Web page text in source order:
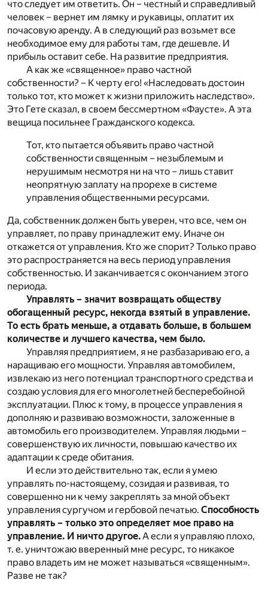
что следует им ответить. Он – честный и справедливый
человек – вернет им лямку и рукавицы, оплатит их
почасовую аренду. А в следующий раз возьмет все
необходимое ему для работы там, где дешевле. И
прибыль оставит себе. На развитие предприятия.
А как же «священное» право частной
собственности? – К черту его! «Наследовать достоин
только тот, кто может к жизни приложить наследство».
Это Гете сказал, в своем бессмертном «Фаусте». А эта
вещица посильнее Гражданского кодекса.
Тот, кто пытается объявить право частной
собственности священным – незыблемым и
нерушимым несмотря ни на что – лишь ставит
неопрятную заплату на прорехе в системе
управления общественными ресурсами.
Да, собственник должен быть уверен, что все, чем он
управляет, по праву принадлежит ему. Иначе он
откажется от управления. Кто же спорит? Только право
это распространяется на весь период управления
собственностью. И заканчивается с окончанием этого
периода.
Управлять – значит возвращать обществу
обогащенный ресурс, некогда взятый в управление.
То есть брать меньше, а отдавать больше, в большем
количестве и лучшего качества, чем было.
Управляя предприятием, я не разбазариваю его, а
наращиваю его мощности. Управляя автомобилем,
извлекаю из него потенциал транспортного средства и
создаю условия для его многолетней бесперебойной
эксплуатации. Плюс к тому, в процессе управления я
дополняю и развиваю возможности, заложенные в
автомобиль его производителем. Управляя людьми –
совершенствую их личности, повышаю качество их
адаптации к среде обитания.
И если это действительно так, если я умею
управлять по-настоящему, созидая и развивая, то
совершенно ни к чему закреплять за мной объект
управления сургучом и гербовой печатью. Способность
управлять – только это определяет мое право на
управление. И ничто другое.А если я управляю плохо,
т. е. уничтожаю вверенный мне ресурс, то никакое
право владеть им не может называться «священным».
Разве не так?